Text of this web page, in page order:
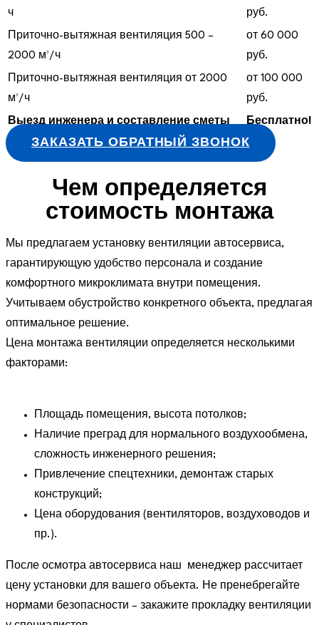
ч
руб.
Приточно-вытяжная вентиляция 500 –
2000 м³/ч
от 60 000
руб.
Приточно-вытяжная вентиляция от 2000
м³/ч
от 100 000
руб.
Выезд инженера и составление сметы Бесплатно!
ЗАКАЗАТЬ ОБРАТНЫЙ ЗВОНОК
Чем определяется
стоимость монтажа
Мы предлагаем установку вентиляции автосервиса,
гарантирующую удобство персонала и создание
комфортного микроклимата внутри помещения.
Учитываем обустройство конкретного объекта, предлагая
оптимальное решение.
Цена монтажа вентиляции определяется несколькими
факторами:
Площадь помещения, высота потолков;
Наличие преград для нормального воздухообмена,
сложность инженерного решения;
Привлечение спецтехники, демонтаж старых
конструкций;
Цена оборудования (вентиляторов, воздуховодов и
пр.).
После осмотра автосервиса наш менеджер рассчитает
цену установки для вашего объекта. Не пренебрегайте
нормами безопасности – закажите прокладку вентиляции